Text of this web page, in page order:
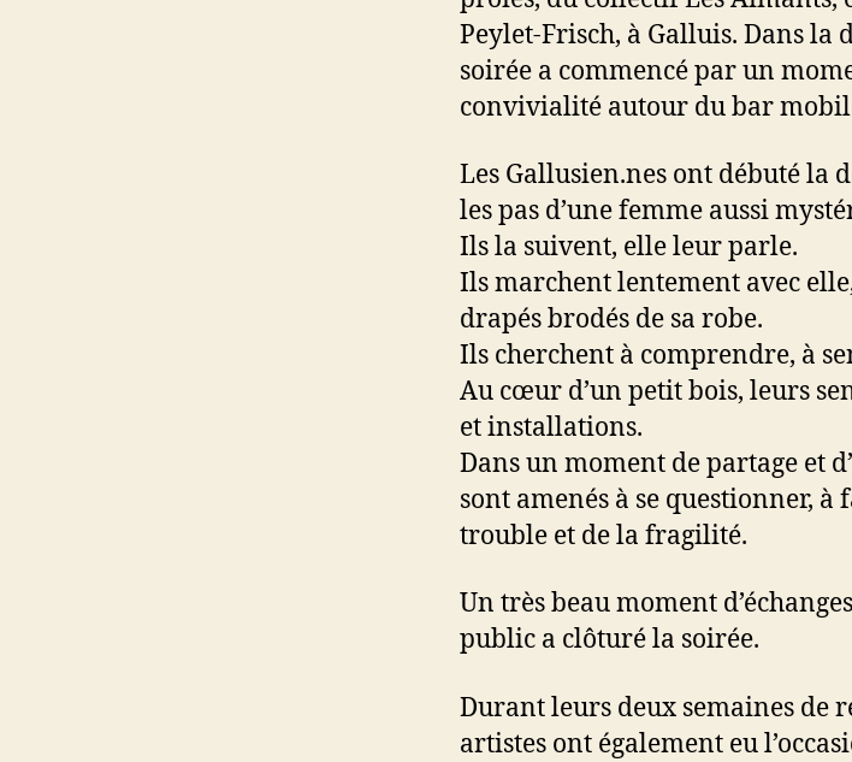
Peylet-Frisch, à Galluis. Dans la
soirée a commencé par un
convivialité autour du bar
Les Gallusien.nes ont débuté la
les pas d’une femme aussi
Ils la suivent, elle leur parle.
Ils marchent lentement avec
drapés brodés de sa robe.
Ils cherchent à comprendre, à
Au cœur d’un petit bois, leurs
et installations.
Dans un moment de partage et
sont amenés à se questionner, à
trouble et de la fragilité.
Un très beau moment
public a clôturé la soirée.
Durant leurs deux semaines de
artistes ont également eu